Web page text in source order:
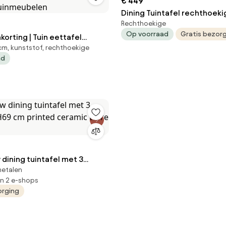
| Tuin eettafel
| 6 personen |
kunststof, rechthoekige
Dining Tuintafel
cm Grijs Residence
Rechthoekige
Op voorraad
Gratis
dining tuintafel met 3
cm printed ceramic
2 e-shops